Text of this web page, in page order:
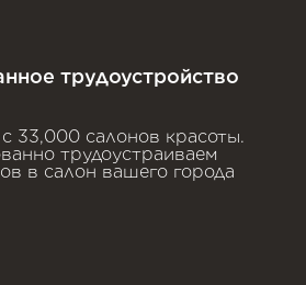
трудоустройство
с 33,000 салонов красоты.
трудоустраиваем
в салон вашего города